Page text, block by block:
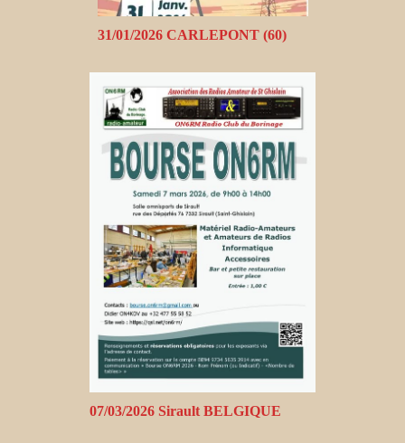
31/01/2026 CARLEPONT (60)
07/03/2026 Sirault BELGIQUE